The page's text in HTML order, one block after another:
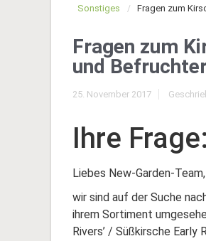
Sonstiges
Fragen zum
Fragen zum
und
25. November 2017
Ihre Frage:
Liebes New-Garden-Team,
wir sind auf der Suche
ihrem Sortiment
Rivers’ / Süßkirsche Early